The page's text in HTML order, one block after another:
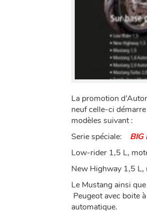
La promotion
neuf celle-ci
modèles suivant :
Serie spéciale:
BIG
Low-rider 1,5 L,
New Highway 1,5
Le Mustang ainsi
Peugeot avec boite
automatique.